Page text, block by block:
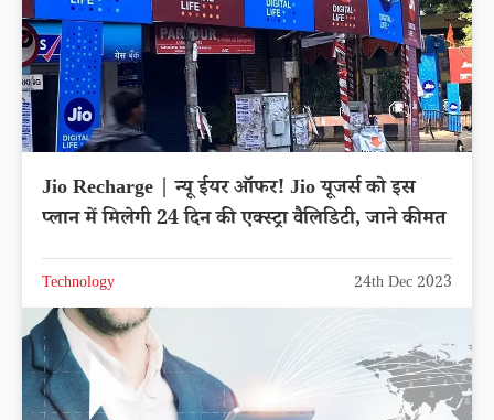
Jio Recharge | न्यू ईयर ऑफर! Jio यूजर्स को इस
प्लान में मिलेगी 24 दिन की एक्स्ट्रा वैलिडिटी, जाने कीमत
Technology 24th Dec 2023